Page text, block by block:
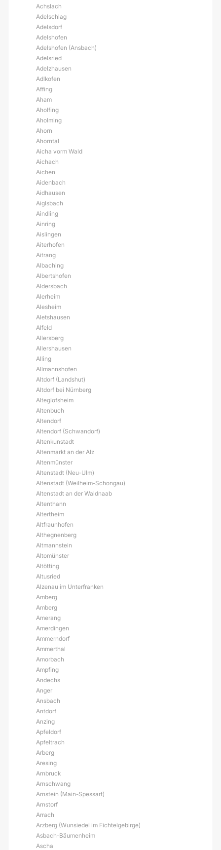
Achslach
Adelschlag
Adelsdorf
Adelshofen
Adelshofen (Ansbach)
Adelsried
Adelzhausen
Adlkofen
Affing
Aham
Aholfing
Aholming
Ahorn
Ahorntal
Aicha vorm Wald
Aichach
Aichen
Aidenbach
Aidhausen
Aiglsbach
Aindling
Ainring
Aislingen
Aiterhofen
Aitrang
Albaching
Albertshofen
Aldersbach
Alerheim
Alesheim
Aletshausen
Alfeld
Allersberg
Allershausen
Alling
Allmannshofen
Altdorf (Landshut)
Altdorf bei Nürnberg
Alteglofsheim
Altenbuch
Altendorf
Altendorf (Schwandorf)
Altenkunstadt
Altenmarkt an der Alz
Altenmünster
Altenstadt (Neu-Ulm)
Altenstadt (Weilheim-Schongau)
Altenstadt an der Waldnaab
Altenthann
Altertheim
Altfraunhofen
Althegnenberg
Altmannstein
Altomünster
Altötting
Altusried
Alzenau im Unterfranken
Amberg
Amberg
Amerang
Amerdingen
Ammerndorf
Ammerthal
Amorbach
Ampfing
Andechs
Anger
Ansbach
Antdorf
Anzing
Apfeldorf
Apfeltrach
Arberg
Aresing
Arnbruck
Arnschwang
Arnstein (Main-Spessart)
Arnstorf
Arrach
Arzberg (Wunsiedel im Fichtelgebirge)
Asbach-Bäumenheim
Ascha